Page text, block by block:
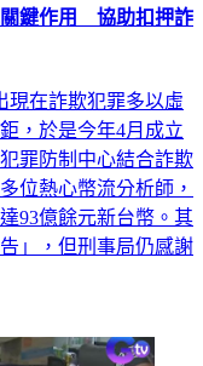
關鍵作用 協助扣押詐
現在詐欺犯罪多以虛
，於是今年4月成立
罪防制中心結合詐欺
位熱心幣流分析師，
93億餘元新台幣。其
」，但刑事局仍感謝